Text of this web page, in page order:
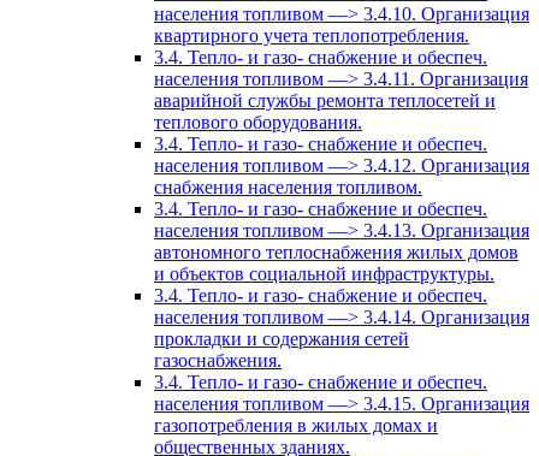
населения топливом —> 3.4.10. Организация
квартирного учета теплопотребления.
3.4. Тепло- и газо- снабжение и обеспеч.
населения топливом —> 3.4.11. Организация
аварийной службы ремонта теплосетей и
теплового оборудования.
3.4. Тепло- и газо- снабжение и обеспеч.
населения топливом —> 3.4.12. Организация
снабжения населения топливом.
3.4. Тепло- и газо- снабжение и обеспеч.
населения топливом —> 3.4.13. Организация
автономного теплоснабжения жилых домов
и объектов социальной инфраструктуры.
3.4. Тепло- и газо- снабжение и обеспеч.
населения топливом —> 3.4.14. Организация
прокладки и содержания сетей
газоснабжения.
3.4. Тепло- и газо- снабжение и обеспеч.
населения топливом —> 3.4.15. Организация
газопотребления в жилых домах и
общественных зданиях.